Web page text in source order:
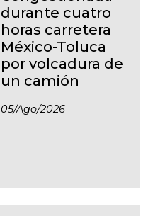
durante cuatro
horas carretera
México-Toluca
por volcadura de
un camión
05/ago/2026